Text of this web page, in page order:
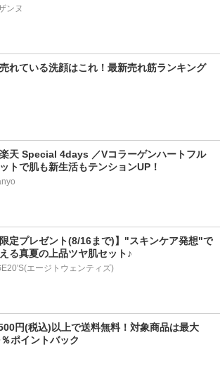
ンヌ
れている洗顔はこれ！最新売れ筋ランキング
天 Special 4days ／Vコラーゲンハートフル
トで肌も新生活もテンションUP！
限定プレゼント(8/16まで)】"スキンケア発想"で
る真夏の上品ツヤ肌セット♪
エージトウェンティズ)
円(税込)以上で送料無料！対象商品は最大
ポイントバック